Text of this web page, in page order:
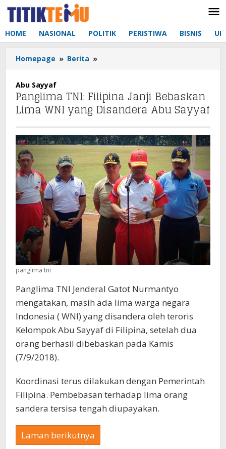
Lewati
HOME NASIONAL POLITIK PERISTIWA BISNIS
Homepage » Berita »
TNI:
Janji
Bebaskan
Lima
yang
Disandera
Abu
Sayyaf
Abu Sayyaf
Panglima TNI: Filipina Janji Bebaskan
Lima WNI yang Disandera Abu Sayyaf
panglima tni
Panglima TNI Jenderal Gatot Nurmantyo
mengatakan, masih ada lima warga negara
Indonesia ( WNI) yang disandera oleh teroris
Kelompok Abu Sayyaf di Filipina, setelah dua
orang berhasil dibebaskan pada Kamis
(7/9/2018).
Koordinasi terus dilakukan dengan Pemerintah
Filipina. Pembebasan terhadap lima orang
sandera tersisa tengah diupayakan.
Laman berikutnya